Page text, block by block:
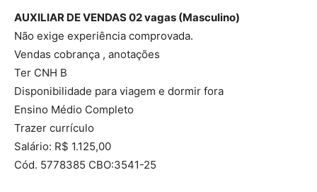
AUXILIAR DE VENDAS 02 vagas (Masculino)
Não exige experiência comprovada.
Vendas cobrança , anotações
Ter CNH B
Disponibilidade para viagem e dormir fora
Ensino Médio Completo
Trazer currículo
Salário: R$ 1.125,00
Cód. 5778385 CBO:3541-25